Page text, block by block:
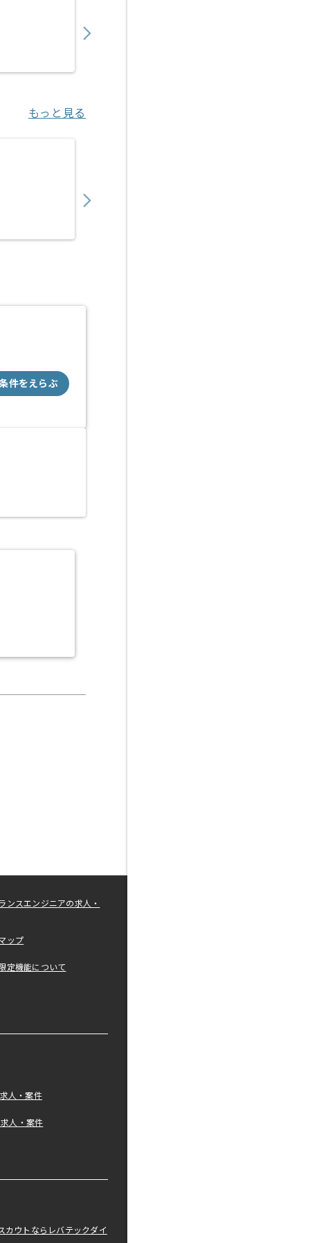
もっと見る
件をえらぶ
ンスエンジニアの求人・
ップ
定機能について
人・案件
人・案件
カウトならレバテックダイ